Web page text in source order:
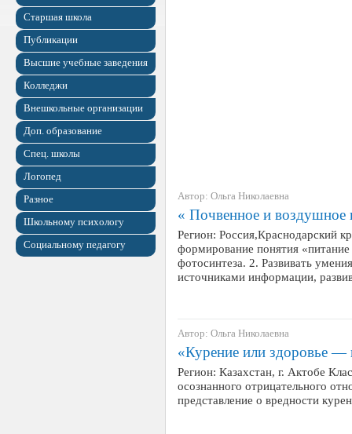
Старшая школа
Публикации
Высшие учебные заведения
Колледжи
Внешкольные организации
Доп. образование
Спец. школы
Логопед
Разное
Школьному психологу
Социальному педагогу
Автор: Ольга Николаевна
« Почвенное и воздушное
Регион: Россия,Краснодарский
формирование понятия
фотосинтеза. 2. Развивать
источниками информации,
Автор: Ольга Николаевна
«Курение или здоровье —
Регион: Казахстан, г. Актобе
осознанного отрицательного
представление о вредности